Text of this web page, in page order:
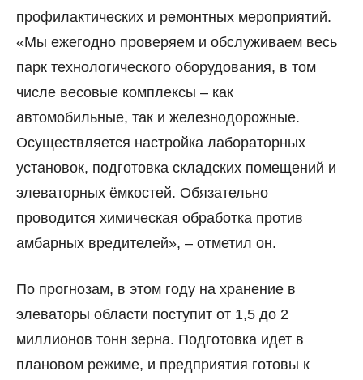
профилактических и ремонтных мероприятий.
«Мы ежегодно проверяем и обслуживаем весь
парк технологического оборудования, в том
числе весовые комплексы – как
автомобильные, так и железнодорожные.
Осуществляется настройка лабораторных
установок, подготовка складских помещений и
элеваторных ёмкостей. Обязательно
проводится химическая обработка против
амбарных вредителей», – отметил он.
По прогнозам, в этом году на хранение в
элеваторы области поступит от 1,5 до 2
миллионов тонн зерна. Подготовка идет в
плановом режиме, и предприятия готовы к